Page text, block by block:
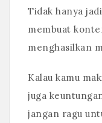
Tidak hanya
membuat
menghasilkan
Kalau kamu
juga
jangan ragu